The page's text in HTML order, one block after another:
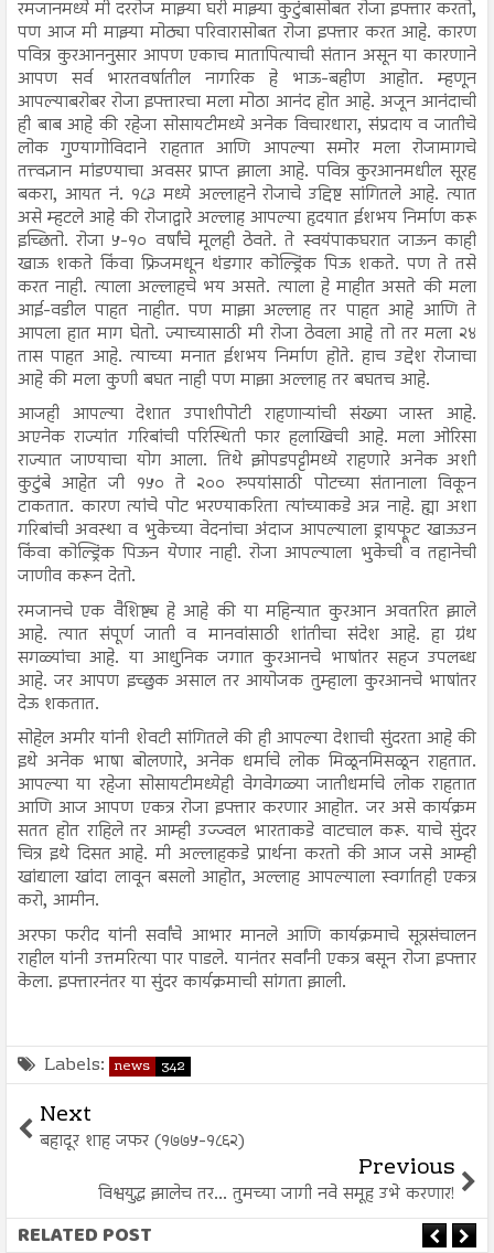
रमजानमध्ये मी दररोज माझ्या घरी माझ्या कुटुंबासोबत रोजा इफ्तार करतो,
पण आज मी माझ्या मोठ्या परिवारासोबत रोजा इफ्तार करत आहे. कारण
पवित्र कुरआननुसार आपण एकाच मातापित्याची संतान असून या कारणाने
आपण सर्व भारतवर्षातील नागरिक हे भाऊ-बहीण आहोत. म्हणून
आपल्याबरोबर रोजा इफ्तारचा मला मोठा आनंद होत आहे. अजून आनंदाची
ही बाब आहे की रहेजा सोसायटीमध्ये अनेक विचारधारा, संप्रदाय व जातीचे
लोक गुण्यागोविदाने राहतात आणि आपल्या समोर मला रोजामागचे
तत्त्वज्ञान मांडण्याचा अवसर प्राप्त झाला आहे. पवित्र कुरआनमधील सूरह
बकरा, आयत नं. १८३ मध्ये अल्लाहने रोजाचे उद्दिष्ट सांगितले आहे. त्यात
असे म्हटले आहे की रोजाद्वारे अल्लाह आपल्या हृदयात ईशभय निर्माण करू
इच्छितो. रोजा ५-१० वर्षांचे मूलही ठेवते. ते स्वयंपाकघरात जाऊन काही
खाऊ शकते किंवा फ्रिजमधून थंडगार कोल्ड्रिंक पिऊ शकते. पण ते तसे
करत नाही. त्याला अल्लाहचे भय असते. त्याला हे माहीत असते की मला
आई-वडील पाहत नाहीत. पण माझा अल्लाह तर पाहत आहे आणि ते
आपला हात माग घेतो. ज्याच्यासाठी मी रोजा ठेवला आहे तो तर मला २४
तास पाहत आहे. त्याच्या मनात ईशभय निर्माण होते. हाच उद्देश रोजाचा
आहे की मला कुणी बघत नाही पण माझा अल्लाह तर बघतच आहे.
आजही आपल्या देशात उपाशीपोटी राहणाऱ्यांची संख्या जास्त आहे.
अएनेक राज्यांत गरिबांची परिस्थिती फार हलाखिची आहे. मला ओरिसा
राज्यात जाण्याचा योग आला. तिथे झोपडपट्टीमध्ये राहणारे अनेक अशी
कुटुंबे आहेत जी १५० ते २०० रुपयांसाठी पोटच्या संतानाला विकून
टाकतात. कारण त्यांचे पोट भरण्याकरिता त्यांच्याकडे अन्न नाहे. ह्या अशा
गरिबांची अवस्था व भुकेच्या वेदनांचा अंदाज आपल्याला ड्रायफ्रूट खाऊउन
किंवा कोल्ड्रिंक पिऊन येणार नाही. रोजा आपल्याला भुकेची व तहानेची
जाणीव करून देतो.
रमजानचे एक वैशिष्ट्य हे आहे की या महिन्यात कुरआन अवतरित झाले
आहे. त्यात संपूर्ण जाती व मानवांसाठी शांतीचा संदेश आहे. हा ग्रंथ
सगळ्यांचा आहे. या आधुनिक जगात कुरआनचे भाषांतर सहज उपलब्ध
आहे. जर आपण इच्छुक असाल तर आयोजक तुम्हाला कुरआनचे भाषांतर
देऊ शकतात.
सोहेल अमीर यांनी शेवटी सांगितले की ही आपल्या देशाची सुंदरता आहे की
इथे अनेक भाषा बोलणारे, अनेक धर्माचे लोक मिळूनमिसळून राहतात.
आपल्या या रहेजा सोसायटीमध्येही वेगवेगळ्या जातीधर्माचे लोक राहतात
आणि आज आपण एकत्र रोजा इफ्तार करणार आहोत. जर असे कार्यक्रम
सतत होत राहिले तर आम्ही उज्ज्वल भारताकडे वाटचाल करू. याचे सुंदर
चित्र इथे दिसत आहे. मी अल्लाहकडे प्रार्थना करतो की आज जसे आम्ही
खांद्याला खांदा लावून बसलो आहोत, अल्लाह आपल्याला स्वर्गातही एकत्र
करो, आमीन.
अरफा फरीद यांनी सर्वांचे आभार मानले आणि कार्यक्रमाचे सूत्रसंचालन
राहील यांनी उत्तमरित्या पार पाडले. यानंतर सर्वांनी एकत्र बसून रोजा इफ्तार
केला. इफ्तारनंतर या सुंदर कार्यक्रमाची सांगता झाली.
Labels: news 342
Next
बहादूर शाह जफर (१७७५-१८६२)
Previous
विश्वयुद्ध झालेच तर... तुमच्या जागी नवे समूह उभे करणार!
RELATED POST